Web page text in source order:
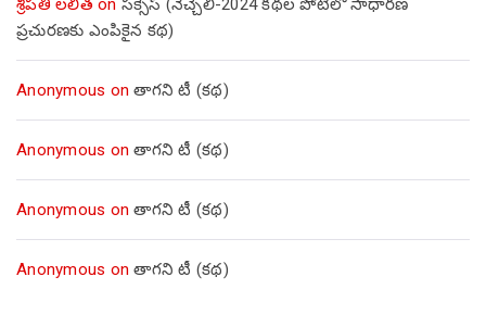
శ్రీపతి లలిత on సక్సెస్ (నెచ్చెలి-2024 కథల పోటీలో సాధారణ
ప్రచురణకు ఎంపికైన కథ)
Anonymous onతాగని టీ (కథ)
Anonymous onతాగని టీ (కథ)
Anonymous onతాగని టీ (కథ)
Anonymous onతాగని టీ (కథ)